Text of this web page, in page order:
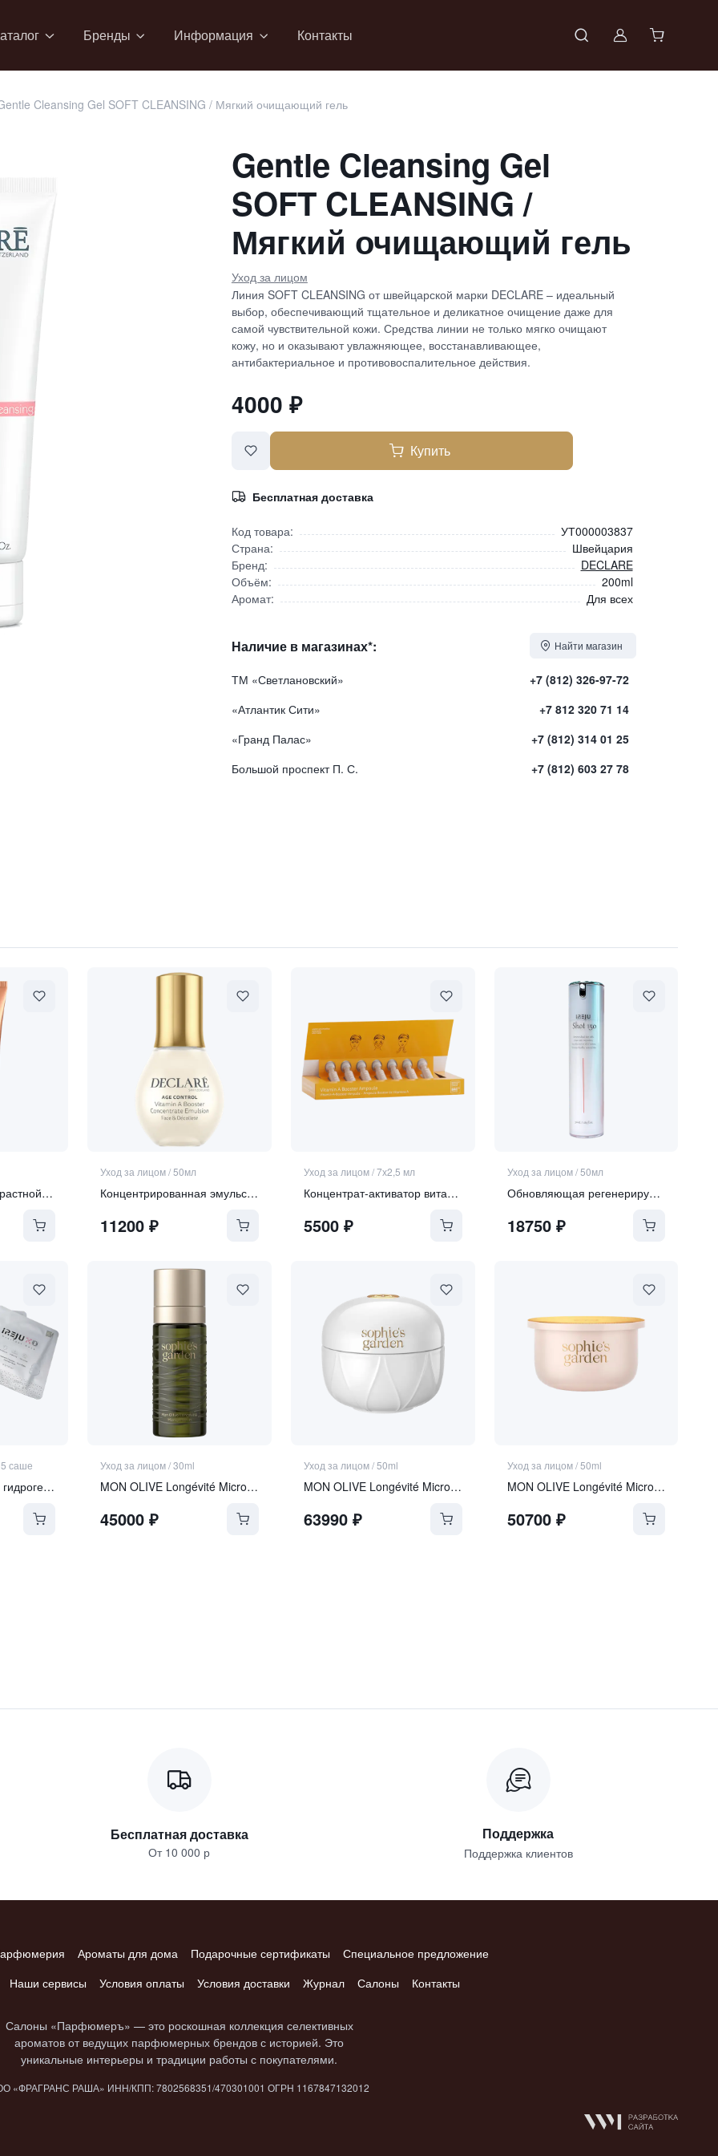
Бренды Информация Контакты Войти в
Cleansing Gel SOFT CLEANSING / Мягкий очищающий гель
Gentle Cleansing Gel
SOFT CLEANSING /
Мягкий очищающий гель
Уход за лицом
Линия SOFT CLEANSING от швейцарской марки DECLARE – идеальный
выбор, обеспечивающий тщательное и деликатное очищение даже для
самой чувствительной кожи. Средства линии не только мягко очищают
кожу, но и оказывают увлажняющее, восстанавливающее,
антибактериальное и противовоспалительное действия.
4000 ₽
Купить
Бесплатная доставка
Код товара:
УТ000003837
Страна:
Швейцария
Бренд:
DECLARE
Объём:
200ml
Аромат:
Для всех
Наличие в магазинах*: Найти магазин
ТМ «Светлановский»
+7 (812) 326-97-72
«Атлантик Сити»
+7 812 320 71 14
«Гранд Палас»
+7 (812) 314 01 25
Большой проспект П. С.
+7 (812) 603 27 78
Передовой антивозрастной крем для лица SPF 30
Уход за лицом/50мл
Концентрированная эмульсия-активатор витамина А 3-в-1 для зоны лица, шеи и декольте "Vitamin А booste"
11200 ₽
Уход за лицом/7х2,5 мл
Концентрат-активатор витамина А для чувствительной кожи
5500₽
Уход за лицом/50мл
Обновляющая регенерирующая сыворотка со спикулами
18750₽
5 саше
Ревитализирующая гидрогелевая маска с экзосомами и ПДРН
Уход за лицом/30ml
MON OLIVE Longévité Microgel Sérum
45000 ₽
Уход за лицом/50ml
MON OLIVE Longévité Microgel Crème
63990₽
Уход за лицом/50ml
MON OLIVE Longévité Microgel Crème REFILL
50700₽
Бесплатная доставка
От 10 000 р
Поддержка
Поддержка клиентов
Ароматы для дома Подарочные сертификаты
Специальное предложение
Наши сервисы Условия оплаты Условия доставки Журнал Салоны Контакты
Салоны «Парфюмеръ» — это роскошная коллекция селективных
ароматов от ведущих парфюмерных брендов с историей. Это
уникальные интерьеры и традиции работы с покупателями.
«ФРАГРАНС РАША» ИНН/КПП: 7802​568351/4703​01001 ОГРН 1167847​132012